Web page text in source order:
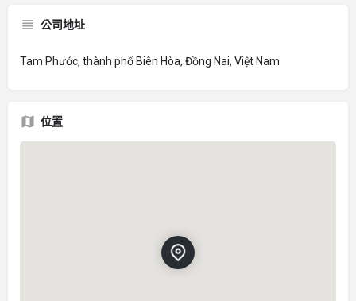
公司地址
Tam Phước, thành phố Biên Hòa, Đồng Nai, Việt Nam
位置